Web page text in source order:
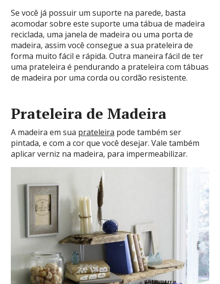
Se você já possuir um suporte na parede, basta
acomodar sobre este suporte uma tábua de madeira
reciclada, uma janela de madeira ou uma porta de
madeira, assim você consegue a sua prateleira de
forma muito fácil e rápida. Outra maneira fácil de ter
uma prateleira é pendurando a prateleira com tábuas
de madeira por uma corda ou cordão resistente.
Prateleira de Madeira
A madeira em sua prateleira pode também ser
pintada, e com a cor que você desejar. Vale também
aplicar verniz na madeira, para impermeabilizar.